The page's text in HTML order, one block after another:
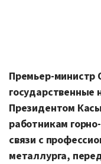
Премьер-министр
Президентом
работникам
связи с
металлурга,